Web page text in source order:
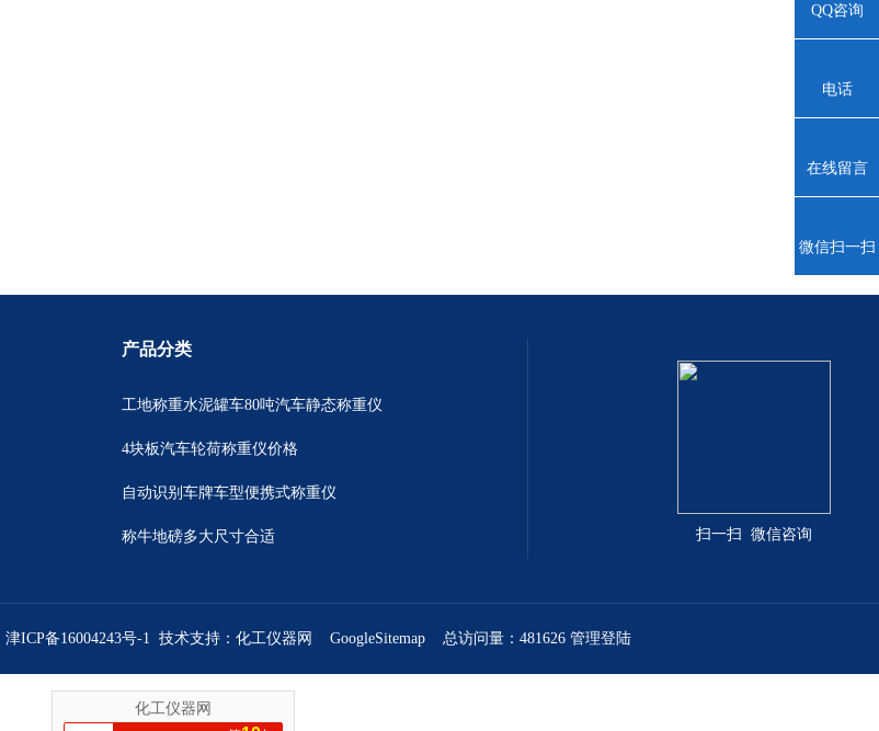
产品分类
工地称重水泥罐车80吨汽车静态称重仪
4块板汽车轮荷称重仪价格
自动识别车牌车型便携式称重仪
称牛地磅多大尺寸合适 扫一扫 微信咨询
津ICP备16004243号-1 技术支持： 化工仪器网 GoogleSitemap 总访问量：481626 管理登陆
QQ咨询
电话
在线留言
微信扫一扫
化工仪器网